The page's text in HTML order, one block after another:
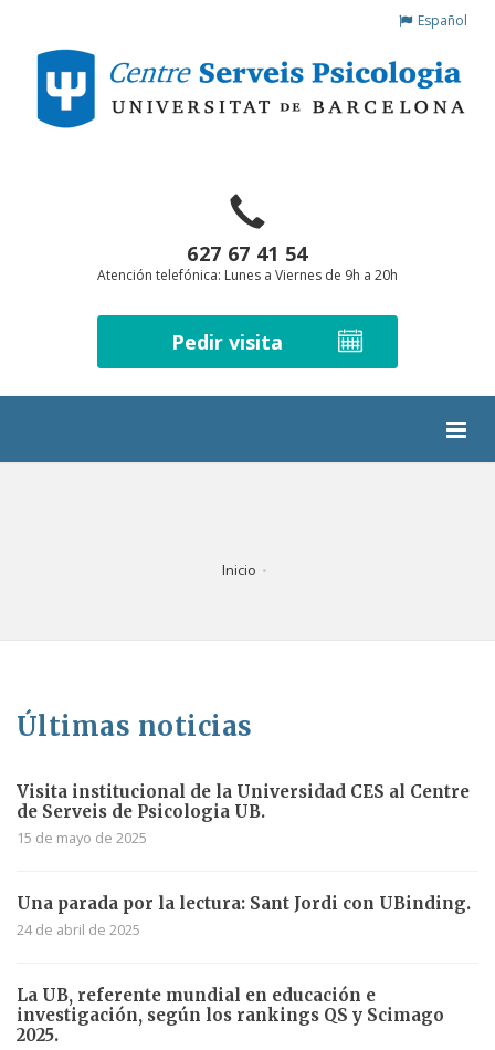
Español
627 67 41 54
Atención telefónica: Lunes a Viernes de 9h a 20h
Pedir visita
Inicio
Últimas noticias
Visita institucional de la Universidad CES al Centre
de Serveis de Psicologia UB.
15 de mayo de 2025
Una parada por la lectura: Sant Jordi con UBinding.
24 de abril de 2025
La UB, referente mundial en educación e
investigación, según los rankings QS y Scimago
2025.